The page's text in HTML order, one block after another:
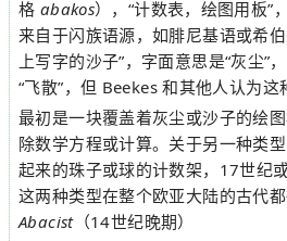
格 abakos），“计数表，绘图用板”
来自于闪族语源，如腓尼基语或希
上写字的沙子”，字面意思是“灰尘”
“飞散”，但 Beekes 和其他人认为这
最初是一块覆盖着灰尘或沙子的绘
除数学方程或计算。关于另一种类
起来的珠子或球的计数架，17世纪
这两种类型在整个欧亚大陆的古代都
Abacist（14世纪晚期）